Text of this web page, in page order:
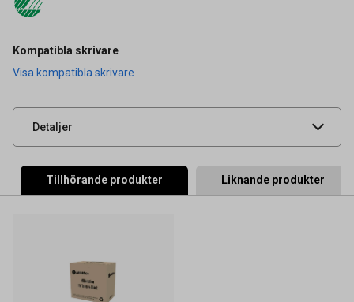
Kompatibla skrivare
Visa kompatibla skrivare
Detaljer
Artikelnummer
Tidigare artikelnummer
Leverantörens
UNSPSC 44103103
Tillhörande produkter Liknande produkter